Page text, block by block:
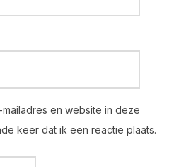
mailadres en website in deze
keer dat ik een reactie plaats.